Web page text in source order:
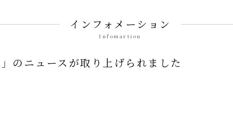
インフォメーション
Infomartion
のニュースが取り上げられました